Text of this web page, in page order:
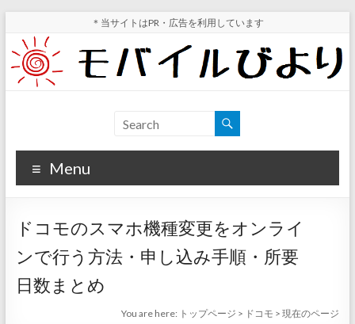
content
＊当サイトはPR・広告を利用しています
バ
イ
ル
び
よ
り
ビュ
ホ値
下げ
が分
Menu
ドコモのスマホ機種変更をオンライ
ンで行う方法・申し込み手順・所要
日数まとめ
You are here: トップページ > ドコモ >現在のページ